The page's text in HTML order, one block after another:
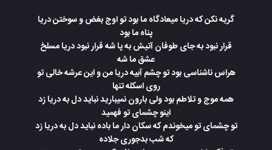
گریه نکن که دریا میعادگاه ما بود تو اوج بغض و سوختن دریا
پناه ما بود
قرار نبود به جای طوفان آتیش به پا شه قرار نبود دریا مسلخ
عشق ما شه
هراس ناشناسی بود تو چشم آبیه دریا من و این عرشه خالی تو
روی اسکله تنها
همه موج و تلاطم بود ولی بارون نمیبارید نباید دل به دریا زد
اینو چشمای تو فهمید
تو چشمای تو میخوندم که سکان دار ما باده نباید دل به دریا زد
که شب بدجوری جلاده